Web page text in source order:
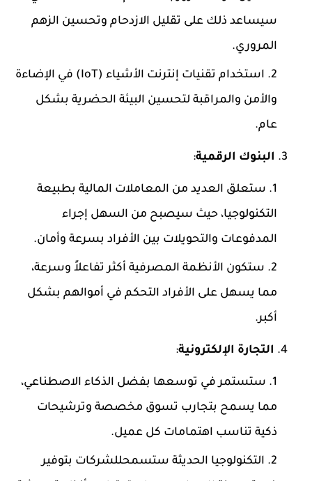
سيساعد ذلك على تقليل الازدحام وتحسين اﻟﺰﻫﻢ
المروري.
استخدام تقنيات إنترنت الأشياء (IoT) في الإضاءة
والأمن والمراقبة لتحسين البيئة الحضرية بشكل
عام.
البنوك الرقمية:
ستعلق العديد من المعاملات المالية بطبيعة
التكنولوجيا، حيث سيصبح من السهل إجراء
المدفوعات والتحويلات بين الأفراد بسرعة وأمان.
ستكون الأنظمة المصرفية أكثر تفاعلاً وسرعة،
مما يسهل على الأفراد التحكم في أموالهم بشكل
أكبر.
التجارة الإلكترونية:
ستستمر في توسعها بفضل الذكاء الاصطناعي،
مما يسمح بتجارب تسوق مخصصة وترشيحات
ذكية تناسب اهتمامات كل عميل.
التكنولوجيا الحديثة ستسمحللشركات بتوفير